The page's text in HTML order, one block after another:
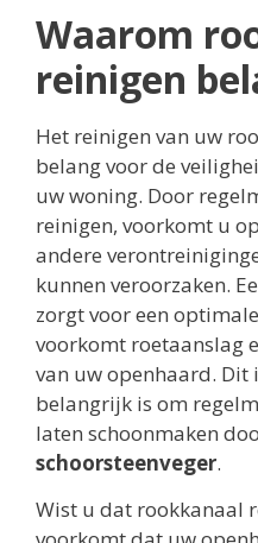
Waarom
reinigen
Het reinigen van uw
belang voor de
uw woning. Door
reinigen, voorkomt u
andere
kunnen veroorzaken.
zorgt voor een
voorkomt roetaanslag
van uw openhaard. Dit
belangrijk is om
laten schoonmaken
schoorsteenveger.
Wist u dat rookkanaal